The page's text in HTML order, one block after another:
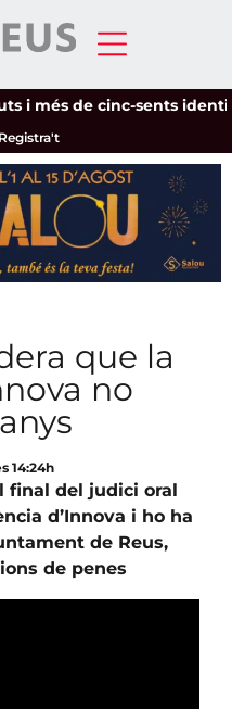
de cinc-sents
Registra't
que la
no
14:24h
final del judici oral
d’Innova i ho ha
de Reus,
de penes